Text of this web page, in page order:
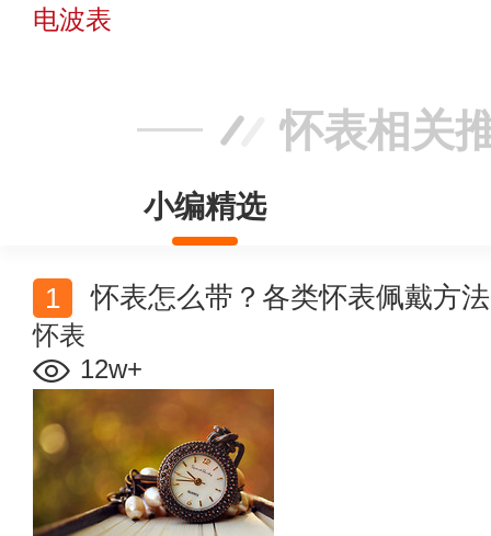
电波表
怀表相关
小编精选
怀表怎么带？各类怀表佩戴方
怀表
12w+